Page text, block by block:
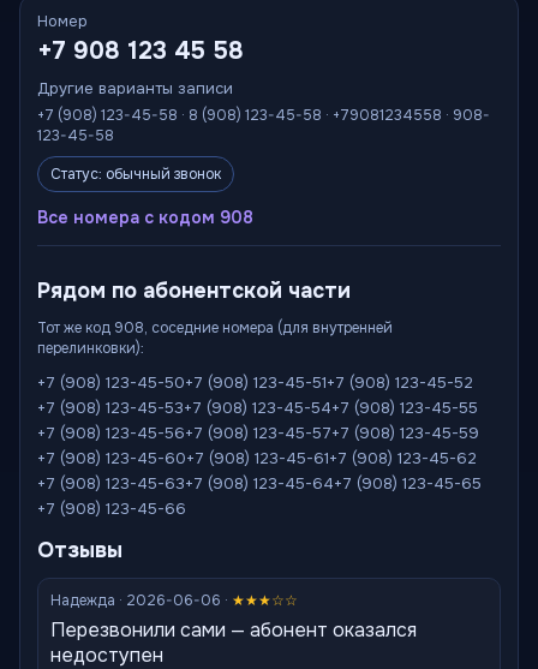
Номер
+7 908 123 45 58
Другие варианты записи
+7 (908) 123-45-58 · 8 (908) 123-45-58 · +79081234558 · 908-
123-45-58
Статус: обычный звонок
Все номера с кодом 908
Рядом по абонентской части
Тот же код 908, соседние номера (для внутренней
перелинковки):
+7 (908) 123-45-50+7 (908) 123-45-51+7 (908) 123-45-52
+7 (908) 123-45-53+7 (908) 123-45-54+7 (908) 123-45-55
+7 (908) 123-45-56+7 (908) 123-45-57+7 (908) 123-45-59
+7 (908) 123-45-60+7 (908) 123-45-61+7 (908) 123-45-62
+7 (908) 123-45-63+7 (908) 123-45-64+7 (908) 123-45-65
+7 (908) 123-45-66
Отзывы
Надежда · 2026-06-06 · ★★★☆☆
Перезвонили сами — абонент оказался
недоступен